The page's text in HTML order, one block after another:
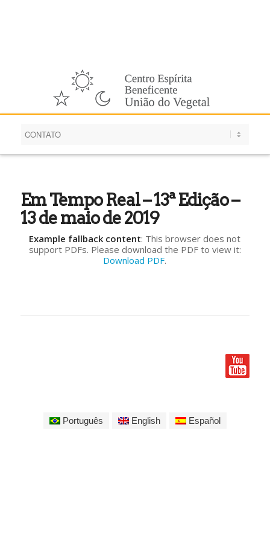
Em Tempo Real – 13ª Edição –
13 de maio de 2019
Example fallback content: This browser does not
support PDFs. Please download the PDF to view it:
Download PDF.
Português English Español